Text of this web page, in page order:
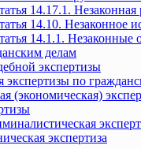
14.17.1. Незаконная
14.10. Незаконное
14.1.1. Незаконные
делам
экспертизы
экспертизы по
(экономическая)
экспертиза